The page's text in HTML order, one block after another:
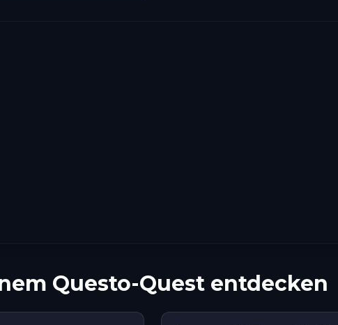
Questo-Quest entdecken